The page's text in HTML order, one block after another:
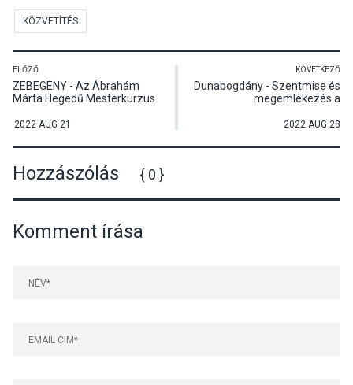
KÖZVETÍTÉS
ELŐZŐ
ZEBEGÉNY - Az Ábrahám
Márta Hegedű Mesterkurzus
2022 AUG 21
KÖVETKEZŐ
Dunabogdány - Szentmise és
megemlékezés a
kitelepítéséről
2022 AUG 28
Hozzászólás { 0 }
Komment írása